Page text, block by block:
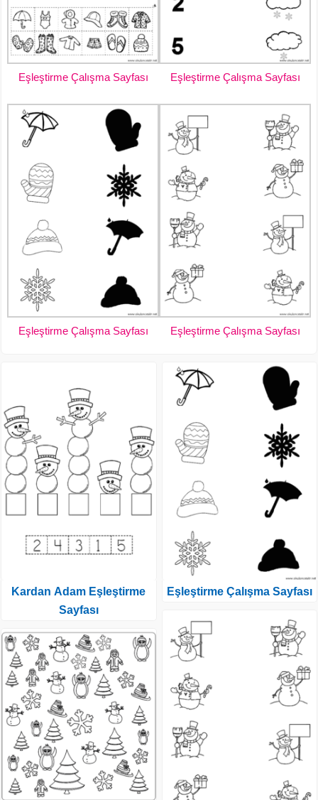
Eşleştirme Çalışma Sayfası Eşleştirme Çalışma Sayfası
Eşleştirme Çalışma Sayfası Eşleştirme Çalışma Sayfası
Kardan Adam Eşleştirme
Sayfası
Eşleştirme Çalışma Sayfası